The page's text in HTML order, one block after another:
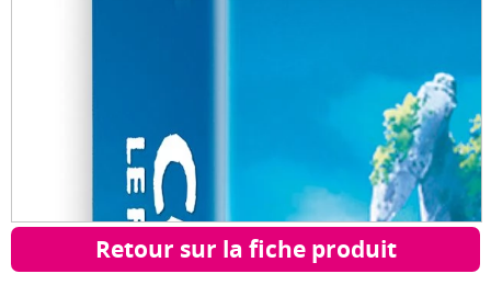
Retour sur la fiche produit